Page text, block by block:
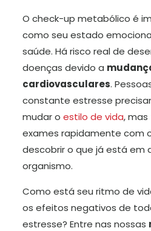
O check-up metabólico é
como seu estado
saúde. Há risco real de
doenças devido a
cardiovasculares.
constante estresse
mudar o estilo de vida,
exames rapidamente com
descobrir o que já está em
organismo.
Como está seu ritmo de
os efeitos negativos de
estresse? Entre nas nossas